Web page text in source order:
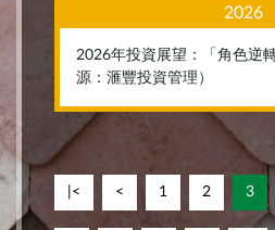
2026
2026年投資展望：「角色逆
源：滙豐投資管理）
|< < 1 2 3